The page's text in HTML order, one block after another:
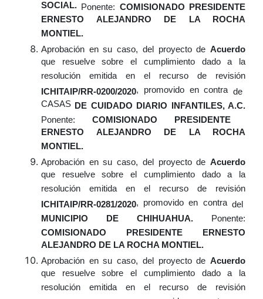
SOCIAL. Ponente: COMISIONADO PRESIDENTE
ERNESTO ALEJANDRO DE LA ROCHA
MONTIEL.
Aprobación en su caso, del proyecto deAcuerdo
que resuelve sobre el cumplimiento dado a la
resolución emitida en el recurso de revisión
ICHITAIP/RR-0200/2020, promovido en contrade
CASAS DE CUIDADO DIARIO INFANTILES, A.C.
Ponente: COMISIONADO PRESIDENTE
ERNESTO ALEJANDRO DE LA ROCHA
MONTIEL.
Aprobación en su caso, del proyecto deAcuerdo
que resuelve sobre el cumplimiento dado a la
resolución emitida en el recurso de revisión
ICHITAIP/RR-0281/2020, promovido en contra del
MUNICIPIO DE CHIHUAHUA. Ponente:
COMISIONADO PRESIDENTE ERNESTO
ALEJANDRO DE LA ROCHA MONTIEL.
Aprobación en su caso, del proyecto deAcuerdo
que resuelve sobre el cumplimiento dado a la
resolución emitida en el recurso de revisión